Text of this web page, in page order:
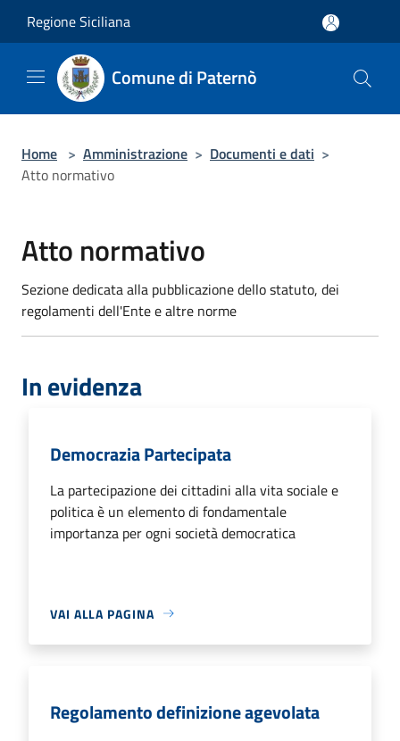
Regione Siciliana
Comune di Paternò
Home > Amministrazione > Documenti e dati >
Atto normativo
Atto normativo
Sezione dedicata alla pubblicazione dello statuto, dei
regolamenti dell'Ente e altre norme
In evidenza
Democrazia Partecipata
La partecipazione dei cittadini alla vita sociale e
politica è un elemento di fondamentale
importanza per ogni società democratica
VAI ALLA PAGINA
Regolamento definizione agevolata